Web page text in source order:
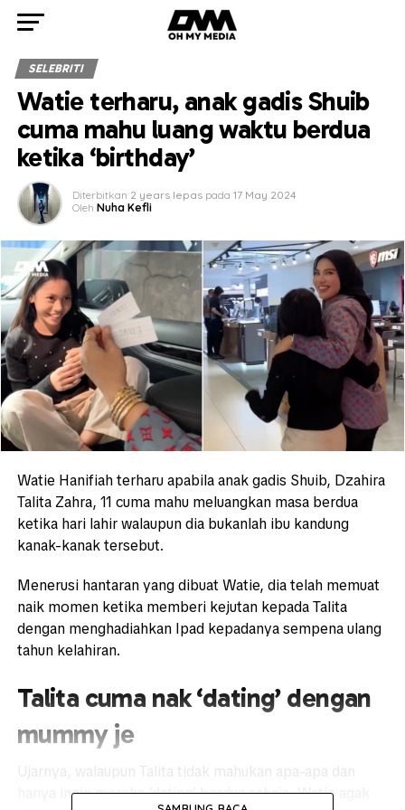
SELEBRITI
Watie terharu, anak gadis Shuib
cuma mahu luang waktu berdua
ketika ‘birthday’
Diterbitkan 2 years lepas pada 17 May 2024
Oleh Nuha Kefli
Watie Hanifiah terharu apabila anak gadis Shuib, Dzahira
Talita Zahra, 11 cuma mahu meluangkan masa berdua
ketika hari lahir walaupun dia bukanlah ibu kandung
kanak-kanak tersebut.
Menerusi hantaran yang dibuat Watie, dia telah memuat
naik momen ketika memberi kejutan kepada Talita
dengan menghadiahkan Ipad kepadanya sempena ulang
tahun kelahiran.
Talita cuma nak ‘dating’ dengan
mummy je
Ujarnya, walaupun Talita tidak mahukan apa-apa dan
hanya ingin mereka ‘dating’ berdua sahaja, Watie agak